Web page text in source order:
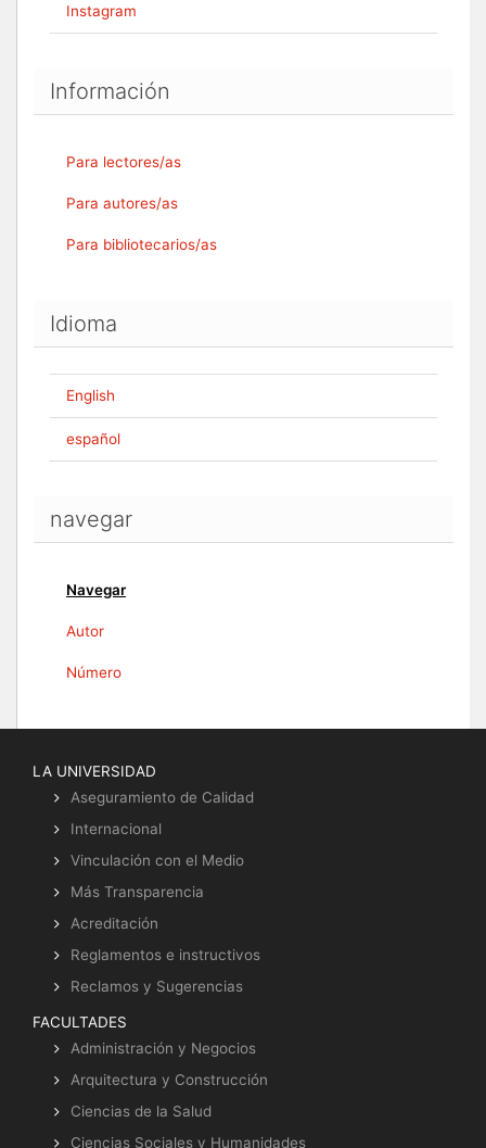
Instagram
Información
Para lectores/as
Para autores/as
Para bibliotecarios/as
Idioma
English
español
navegar
Navegar
Autor
Número
LA UNIVERSIDAD
Aseguramiento de Calidad
Internacional
Vinculación con el Medio
Más Transparencia
Acreditación
Reglamentos e instructivos
Reclamos y Sugerencias
FACULTADES
Administración y Negocios
Arquitectura y Construcción
Ciencias de la Salud
Ciencias Sociales y Humanidades